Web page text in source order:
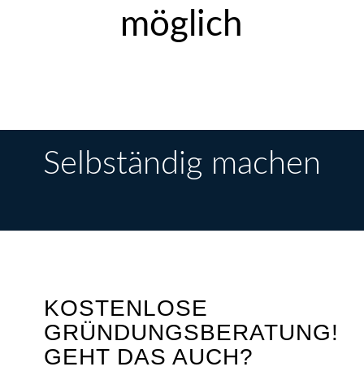
möglich
Selbständig machen
KOSTENLOSE
GRÜNDUNGSBERATUNG!
GEHT DAS AUCH?